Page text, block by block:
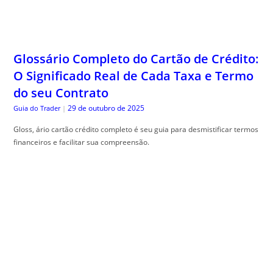
Glossário Completo do Cartão de Crédito:
O Significado Real de Cada Taxa e Termo
do seu Contrato
Guia do Trader | 29 de outubro de 2025
Gloss, ário cartão crédito completo é seu guia para desmistificar termos
financeiros e facilitar sua compreensão.